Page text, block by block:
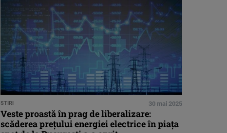
STIRI 30 mai 2025
Veste proastă în prag de liberalizare:
scăderea prețului energiei electrice în piața